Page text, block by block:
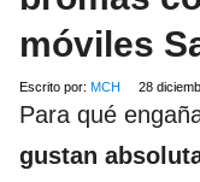
móviles
Escrito por: MCH 28
Para qué
gustan